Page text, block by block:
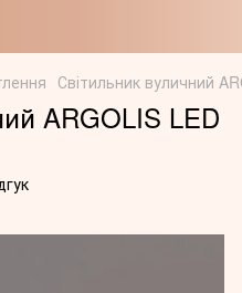
Світильник вуличний
ARGOLIS LED